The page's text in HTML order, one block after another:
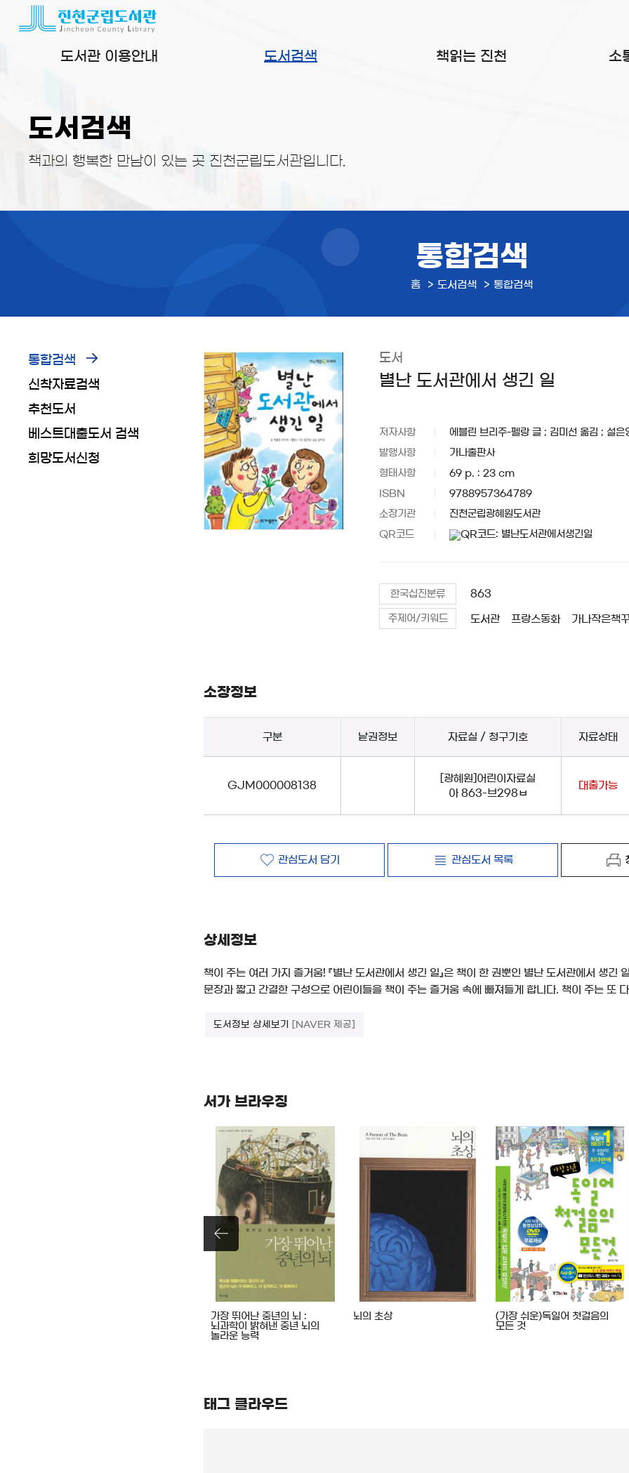
도서관 이용안내 도서검색 책읽는 진천 소
도서검색
책과의 행복한 만남이 있는 곳 진천군립도서관입니다.
통합검색
홈 도서검색 통합검색
통합검색
신착자료검색
추천도서
베스트대출도서 검색
희망도서신청
도서
별난 도서관에서 생긴 일
저자사항 에블린 브리주-펠랑 글 ; 김미선 옮김 ; 설은
발행사항 가나출판사
형태사항 69 p. : 23 cm
ISBN 9788957364789
소장기관 진천군립광혜원도서관
QR코드
한국십진분류 863
주제어/키워드 도서관 프랑스동화 가나작은책
소장정보
구분 낱권정보 자료실 / 청구기호 자료상태
GJM000008138
[광혜원]어린이자료실
아 863-브298ㅂ
대출가능
관심도서 담기 관심도서 목록
상세정보
책이 주는 여러 가지 즐거움! 『별난 도서관에서 생긴 일』은 책이 한 권뿐인 별난 도서관에서 생
문장과 짧고 간결한 구성으로 어린이들을 책이 주는 즐거움 속에 빠져들게 합니다. 책이 주는 또
도서정보 상세보기 [NAVER 제공]
서가 브라우징
가장 뛰어난 중년의 뇌 :
뇌과학이 밝혀낸 중년 뇌의
놀라운 능력
뇌의 초상
(가장 쉬운)독일어 첫걸음의
모든 것
태그 클라우드